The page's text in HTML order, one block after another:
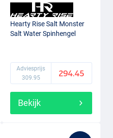
Hearty Rise Salt Monster
Salt Water Spinhengel
Adviesprijs
309.95
294.45
Bekijk